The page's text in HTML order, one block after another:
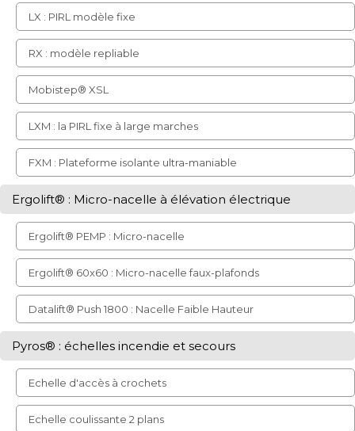
LX : PIRL modèle fixe
RX : modèle repliable
Mobistep® XSL
LXM : la PIRL fixe à large marches
FXM : Plateforme isolante ultra-maniable
Ergolift® : Micro-nacelle à élévation électrique
Ergolift® PEMP : Micro-nacelle
Ergolift® 60x60 : Micro-nacelle faux-plafonds
Datalift® Push 1800 : Nacelle Faible Hauteur
Pyros® : échelles incendie et secours
Echelle d'accès à crochets
Echelle coulissante 2 plans